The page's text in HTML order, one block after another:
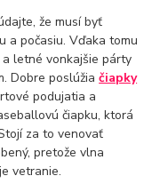
že musí byť
a počasiu. Vďaka tomu
letné vonkajšie párty
Dobre poslúžiačiapky
podujatia a
čiapku, ktorá
za to venovať
pretože vlna
vetranie.